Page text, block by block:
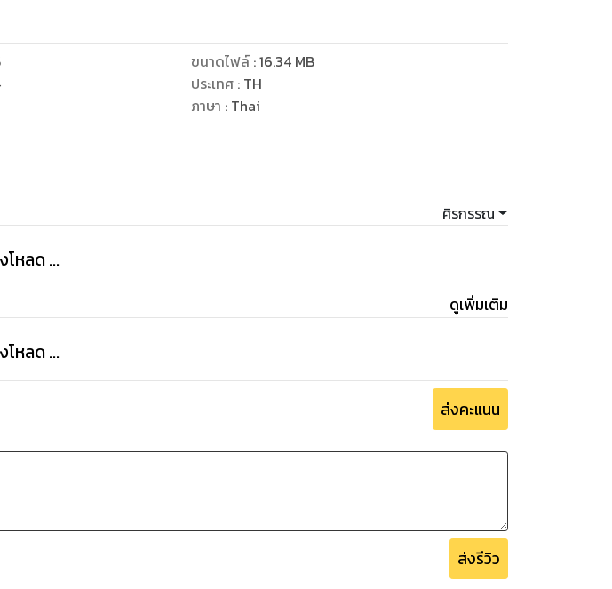
ขนาดไฟล์:16.34 MB
ประเทศ : TH
ภาษา : Thai
ศิรกรรณ
โหลด ...
ดูเพิ่มเติม
โหลด ...
ส่งคะแนน
ส่งรีวิว